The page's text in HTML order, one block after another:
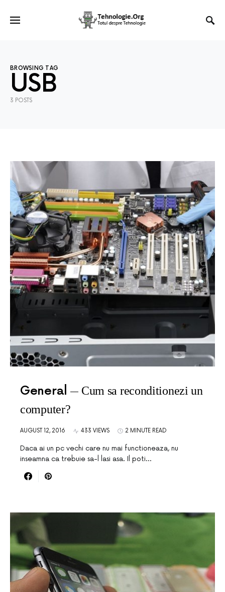
BROWSING TAG
USB
3 POSTS
General
Cum sa reconditionezi un
computer?
AUGUST 12, 2016 433 VIEWS 2 MINUTE READ
Daca ai un pc vechi care nu mai functioneaza, nu
inseamna ca trebuie sa-l lasi asa. Il poti…